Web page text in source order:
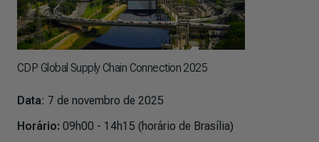
CDP Global Supply Chain Connection 2025
Data: 7 de novembro de 2025
Horário: 09h00 - 14h15 (horário de Brasília)